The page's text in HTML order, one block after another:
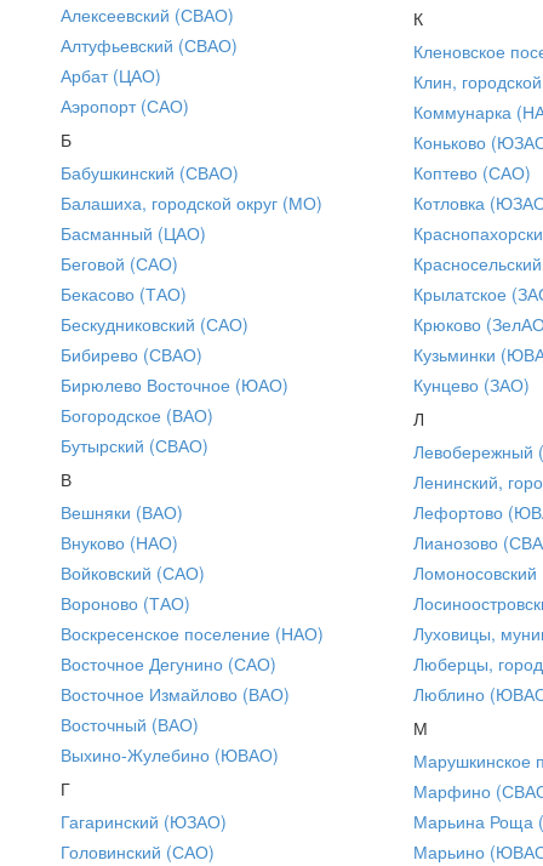
Алексеевский (СВАО)
Алтуфьевский (СВАО)
Арбат (ЦАО)
Аэропорт (САО)
Б
Бабушкинский (СВАО)
Балашиха, городской округ (МО)
Басманный (ЦАО)
Беговой (САО)
Бекасово (ТАО)
Бескудниковский (САО)
Бибирево (СВАО)
Бирюлево Восточное (ЮАО)
Богородское (ВАО)
Бутырский (СВАО)
В
Вешняки (ВАО)
Внуково (НАО)
Войковский (САО)
Вороново (ТАО)
Воскресенское поселение (НАО)
Восточное Дегунино (САО)
Восточное Измайлово (ВАО)
Восточный (ВАО)
Выхино-Жулебино (ЮВАО)
Г
Гагаринский (ЮЗАО)
Головинский (САО)
К
Кленовское
Клин,
Коммунарка
Коньково
Коптево (САО)
Котловка
Крылатское
Крюково
Кузьминки
Кунцево (ЗАО)
Л
Ленинский,
Лефортово
Лианозово
Луховицы,
Люберцы,
Люблино
М
Марушкинское
Марфино
Марьина Роща
Марьино